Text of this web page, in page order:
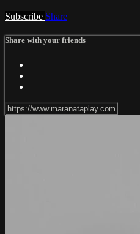
Subscribe Share
Share with your friends